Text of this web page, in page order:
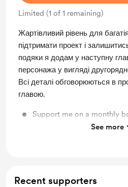
Limited (1 of 1 remaining)
Жартівливий рівень для
підтримати проект і
подяки я додам у наступну
персонажа у вигляді
Всі деталі обговорюються в
главою.
Support me on a monthly
Unlock exclusive posts and
See more
Recent supporters